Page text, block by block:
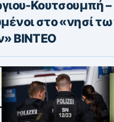
Κουτσουμπή –
στο «νησί
ΒΙΝΤΕΟ